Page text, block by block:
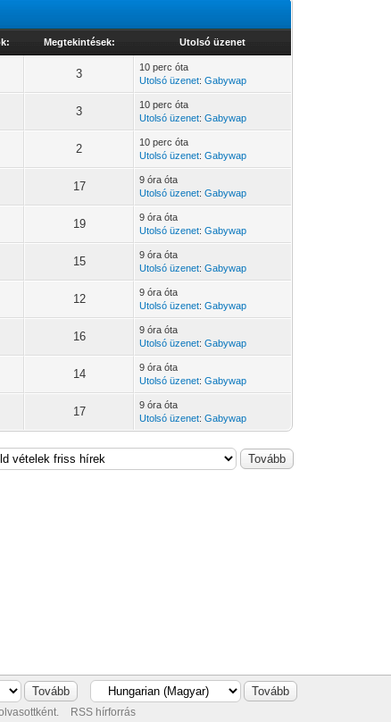
Megtekintések: Utolsó üzenet
3
10 perc óta
Utolsó üzenet:Gabywap
3
10 perc óta
Utolsó üzenet:Gabywap
2
10 perc óta
Utolsó üzenet:Gabywap
17
9 óra óta
Utolsó üzenet:Gabywap
19
9 óra óta
Utolsó üzenet:Gabywap
15
9 óra óta
Utolsó üzenet:Gabywap
12
9 óra óta
Utolsó üzenet:Gabywap
16
9 óra óta
Utolsó üzenet:Gabywap
14
9 óra óta
Utolsó üzenet:Gabywap
17
9 óra óta
Utolsó üzenet:Gabywap
RSS hírforrás